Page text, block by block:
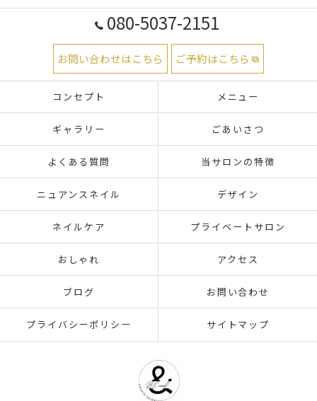
080-5037-2151
お問い合わせはこちら ご予約はこちら
コンセプト メニュー
ギャラリー ごあいさつ
よくある質問 当サロンの特徴
ニュアンスネイル デザイン
ネイルケア プライベートサロン
おしゃれ アクセス
ブログ お問い合わせ
プライバシーポリシー サイトマップ